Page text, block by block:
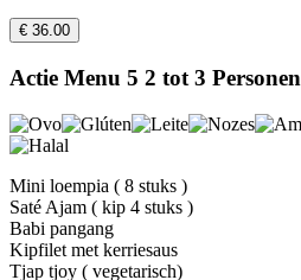
€ 36.00
Actie Menu 5 2 tot 3 Personen
Mini loempia ( 8 stuks )
Saté Ajam ( kip 4 stuks )
Babi pangang
Kipfilet met kerriesaus
Tjap tjoy ( vegetarisch)